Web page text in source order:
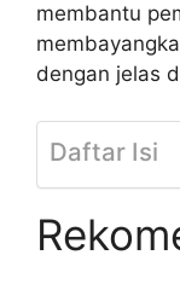
membantu
dengan jelas
Daftar Isi